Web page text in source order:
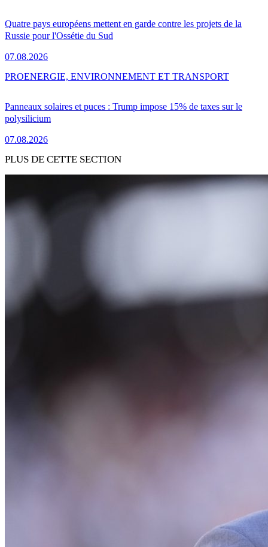
Quatre pays européens mettent en garde contre les projets de la
Russie pour l'Ossétie du Sud
07.08.2026
Panneaux solaires et puces : Trump impose 15% de taxes sur le
polysilicium
07.08.2026
PROENERGIE, ENVIRONNEMENT ET TRANSPORT
PLUS DE CETTE SECTION